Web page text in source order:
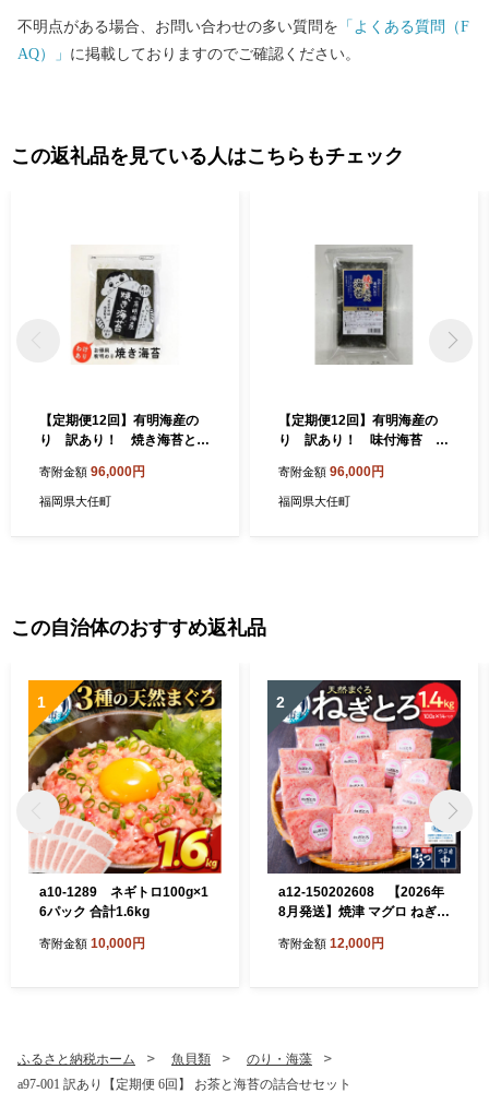
不明点がある場合、お問い合わせの多い質問を 「よくある質問（F
AQ）」 に掲載しておりますのでご確認ください。
この返礼品を見ている人はこちらもチェック
【定期便12回】有明海産の
り 訳あり！ 焼き海苔と味
寄附金額 96,000円
福岡県大任町
【定期便12回】有明海産の
り 訳あり！ 味付海苔 ２
寄附金額 96,000円
福岡県大任町
この自治体のおすすめ返礼品
1
a10-1289 ネギトロ100g×1
6パック 合計1.6kg
寄附金額 10,000円
2
a12-150202608 【2026年
8月発送】焼津 マグロ ねぎと
寄附金額 12,000円
ふるさと納税ホーム 魚貝類
のり・海藻
a97-001 訳あり【定期便 6回】 お茶と海苔の詰合せセット